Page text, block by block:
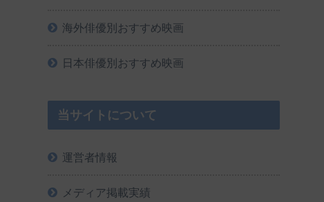
海外俳優別おすすめ映画
日本俳優別おすすめ映画
当サイトについて
運営者情報
メディア掲載実績